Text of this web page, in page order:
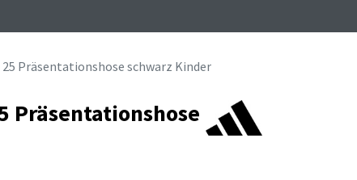
25 Präsentationshose schwarz Kinder
Präsentationshose